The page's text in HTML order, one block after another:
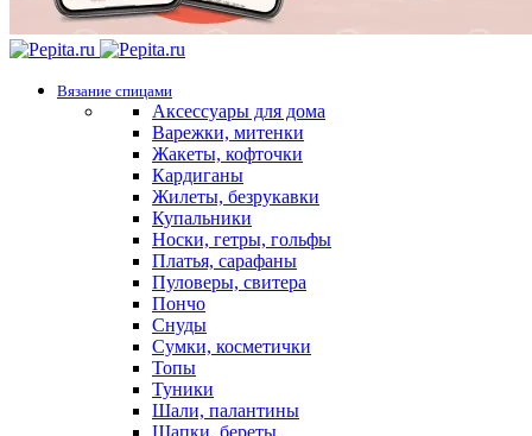
Вязание спицами
Аксессуары для дома
Варежки, митенки
Жакеты, кофточки
Кардиганы
Жилеты, безрукавки
Купальники
Носки, гетры, гольфы
Платья, сарафаны
Пуловеры, свитера
Пончо
Снуды
Сумки, косметички
Топы
Туники
Шали, палантины
Шапки, береты